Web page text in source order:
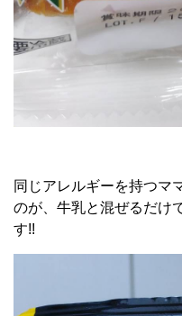
同じアレルギーを持つマ
のが、牛乳と混ぜるだけ
す!!